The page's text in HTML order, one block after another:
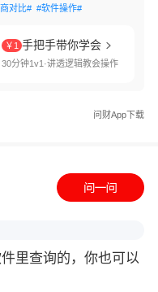
对比# #软件操作#
￥1 手把手带你学会
30分钟1v1·讲透逻辑教会操作
问财App下载
里查询的，你也可以